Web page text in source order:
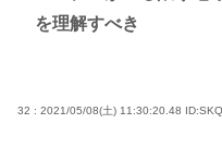
を理解すべき
32 : 2021/05/08(土) 11:30:20.48